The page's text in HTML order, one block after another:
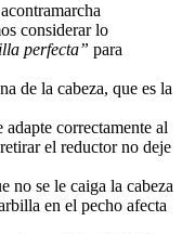
considerar lo
perfecta” para
de la cabeza, que es la
adapte correctamente al
el reductor no deje
no se le caiga la cabeza
en el pecho afecta